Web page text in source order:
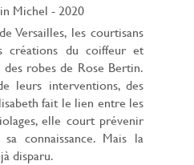
Michel - 2020
Versailles, les courtisans
créations du coiffeur et
robes de Rose Bertin.
leurs interventions, des
fait le lien entre les
elle court prévenir
connaissance. Mais la
disparu.